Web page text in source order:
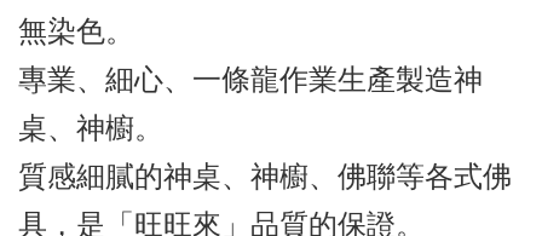
無染色。
專業、細心、一條龍作業生產製造神
桌、神櫥。
質感細膩的神桌、神櫥、佛聯等各式佛
具，是「旺旺來」品質的保證。